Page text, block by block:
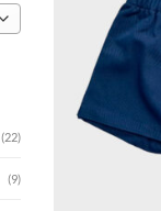
(22)
(9)